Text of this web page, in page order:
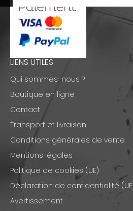
LIENS UTILES
Qui sommes-nous ?
Boutique en ligne
Contact
Transport et livraison
Conditions générales de vente
Mentions légales
Politique de cookies (UE)
Déclaration de confidentialité
Avertissement